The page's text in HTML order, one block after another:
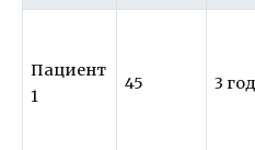
Пациент
1
45 3